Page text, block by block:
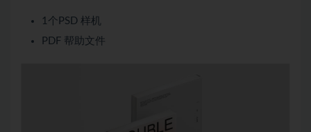
1个PSD 样机
PDF 帮助文件